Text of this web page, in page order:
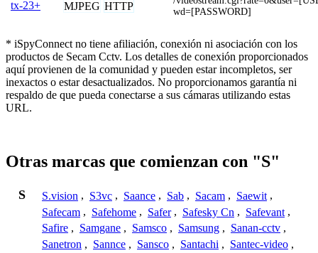
tx-23+ MJPEG HTTP
wd=[PASSWORD]
* iSpyConnect no tiene afiliación, conexión ni asociación con los
productos de Secam Cctv. Los detalles de conexión proporcionados
aquí provienen de la comunidad y pueden estar incompletos, ser
inexactos o estar desactualizados. No proporcionamos garantía ni
respaldo de que pueda conectarse a sus cámaras utilizando estas
URL.
Otras marcas que comienzan con "S"
S S.vision , S3vc , Saance , Sab , Sacam , Saewit ,
Safecam , Safehome , Safer , Safesky Cn , Safevant ,
Safire , Samgane , Samsco , Samsung , Sanan-cctv ,
Sanetron , Sannce , Sansco , Santachi , Santec-video ,